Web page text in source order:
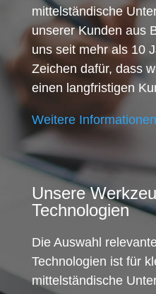
mittelständische
unserer Kunden aus
uns seit mehr als 10
Zeichen dafür, dass
einen langfristigen
Weitere
Unsere
Technologien
Die Auswahl
Technologien ist für
mittelständische